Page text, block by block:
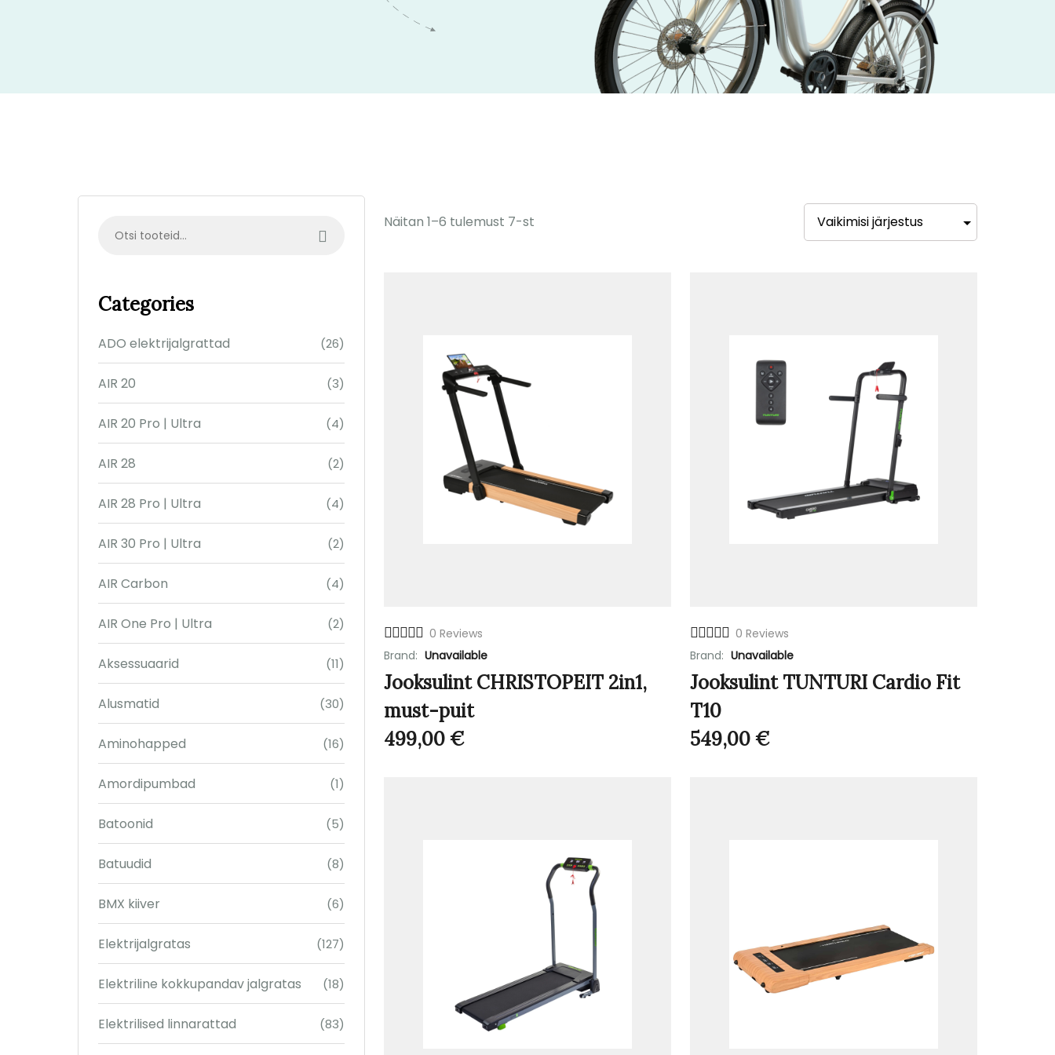
Categories
ADO elektrijalgrattad (26)
AIR 20 (3)
AIR 20 Pro | Ultra (4)
AIR 28 (2)
AIR 28 Pro | Ultra (4)
AIR 30 Pro | Ultra (2)
AIR Carbon (4)
AIR One Pro | Ultra (2)
Aksessuaarid (11)
Alusmatid (30)
Aminohapped (16)
Amordipumbad (1)
Batoonid (5)
Batuudid (8)
BMX kiiver (6)
Elektrijalgratas (127)
Elektriline kokkupandav jalgratas (18)
Elektrilised linnarattad (83)
Näitan 1–6 tulemust 7-st
0 Reviews
Brand: Unavailable
Jooksulint CHRISTOPEIT 2in1,
must-puit
499,00€
0 Reviews
Brand: Unavailable
Jooksulint TUNTURI Cardio Fit
T10
549,00€